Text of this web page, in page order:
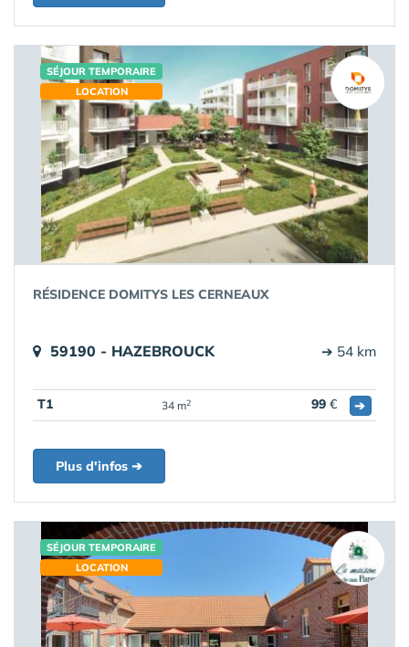
SÉJOUR TEMPORAIRE
LOCATION
RÉSIDENCE DOMITYS LES CERNEAUX
59190 - HAZEBROUCK ➔ 54 km
T1 34 m2 99 € ➔
Plus d'infos ➔
SÉJOUR TEMPORAIRE
LOCATION